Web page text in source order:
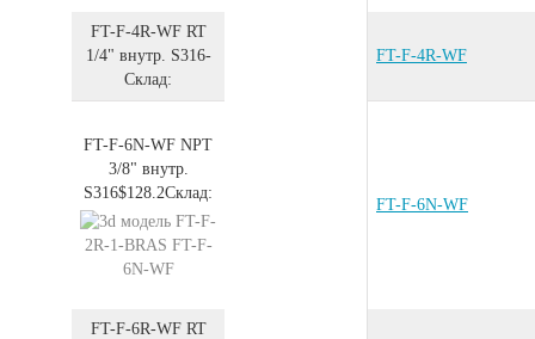
FT-F-4R-WFRT
1/4" внутр. S316-
Склад:
FT-F-4R-WF
FT-F-6N-WF NPT
3/8" внутр.
S316$128.2Склад:
FT-F-6N-WF
FT-F-6R-WFRT